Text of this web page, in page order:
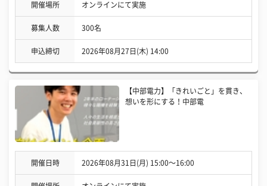
開催場所 オンラインにて実施
募集人数 300名
申込締切 2026年08月27日(木) 14:00
【中部電力】「きれいごと」を貫き、
想いを形にする！中部電
開催日時 2026年08月31日(月) 15:00〜16:00